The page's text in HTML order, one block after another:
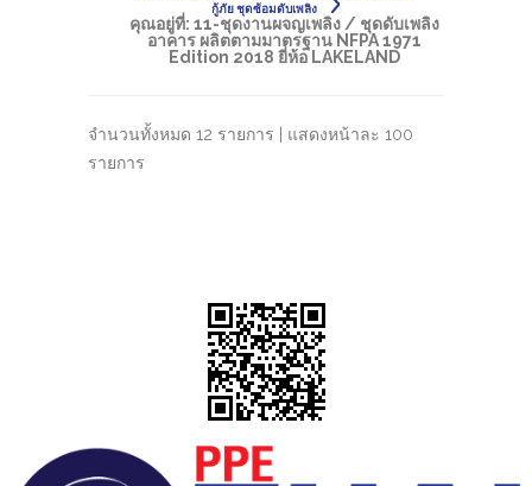
กู้ภัย ชุดซ้อมดับเพลิง
คุณอยู่ที่: 11-ชุดงานผจญเพลิง / ชุดดับเพลิง
อาคาร ผลิตตามมาตรฐาน NFPA 1971
Edition 2018 ยี่ห้อ LAKELAND
จำนวนทั้งหมด 12 รายการ | แสดงหน้าละ 100
รายการ